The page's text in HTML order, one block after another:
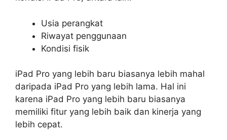
Usia perangkat
Riwayat penggunaan
Kondisi fisik
iPad Pro yang lebih baru biasanya lebih mahal
daripada iPad Pro yang lebih lama. Hal ini
karena iPad Pro yang lebih baru biasanya
memiliki fitur yang lebih baik dan kinerja yang
lebih cepat.